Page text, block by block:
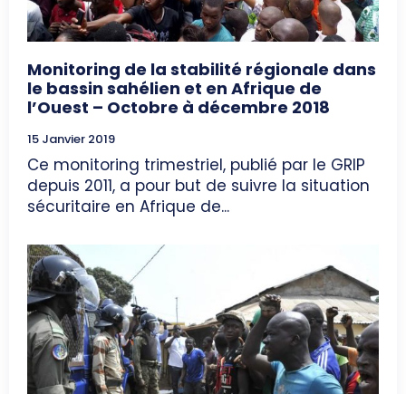
Monitoring de la stabilité régionale dans
le bassin sahélien et en Afrique de
l’Ouest – Octobre à décembre 2018
15 Janvier 2019
Ce monitoring trimestriel, publié par le GRIP
depuis 2011, a pour but de suivre la situation
sécuritaire en Afrique de...